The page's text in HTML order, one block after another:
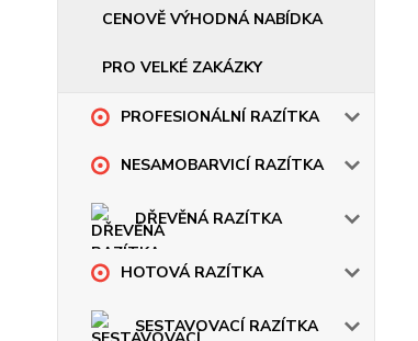
CENOVĚ VÝHODNÁ NABÍDKA
PRO VELKÉ ZAKÁZKY
PROFESIONÁLNÍ RAZÍTKA
NESAMOBARVICÍ RAZÍTKA
DŘEVĚNÁ RAZÍTKA
HOTOVÁ RAZÍTKA
SESTAVOVACÍ RAZÍTKA